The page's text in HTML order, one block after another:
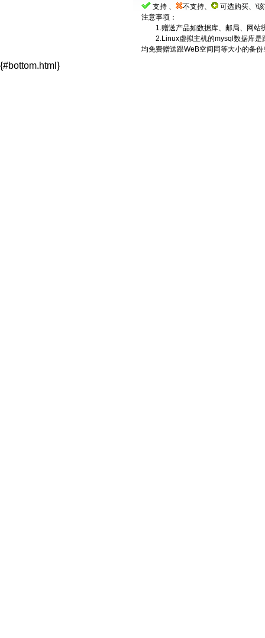
支持 、 不支持、
可选购买、\
注意事项：
1.赠送产品如数据库、邮局、网站
2.Linux虚拟主机的mysql数据库是
均免费赠送跟WeB空间同等大小的备
{#bottom.html}